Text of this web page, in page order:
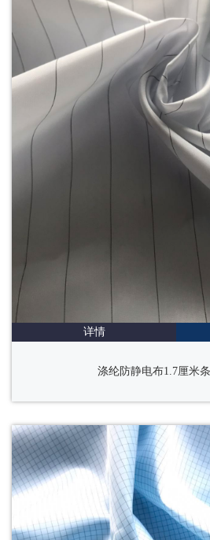
详情
涤纶防静电布1.7厘米